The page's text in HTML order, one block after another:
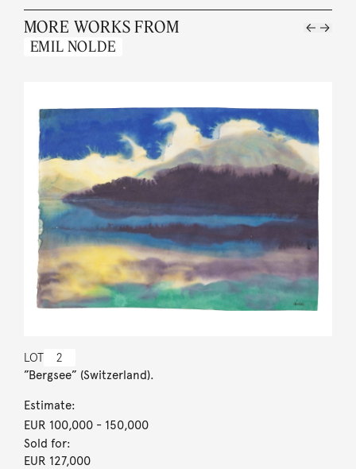
MORE WORKS FROM
EMIL NOLDE
LOT 2
”Bergsee” (Switzerland).
Estimate:
EUR 100,000- 150,000
Sold for:
EUR 127,000